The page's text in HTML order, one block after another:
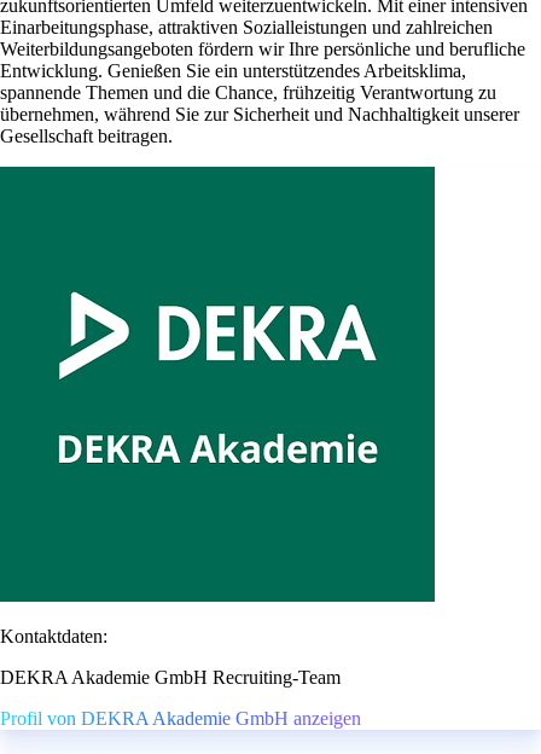
zukunftsorientierten Umfeld weiterzuentwickeln. Mit einer intensiven
Einarbeitungsphase, attraktiven Sozialleistungen und zahlreichen
Weiterbildungsangeboten fördern wir Ihre persönliche und berufliche
Entwicklung. Genießen Sie ein unterstützendes Arbeitsklima,
spannende Themen und die Chance, frühzeitig Verantwortung zu
übernehmen, während Sie zur Sicherheit und Nachhaltigkeit unserer
Gesellschaft beitragen.
Kontaktdaten:
DEKRA Akademie GmbH Recruiting-Team
Profil von DEKRA Akademie GmbH anzeigen